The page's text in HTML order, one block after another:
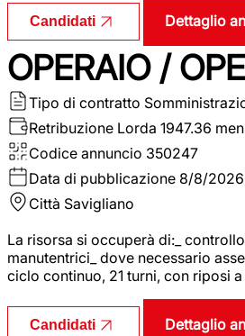
Candidati Dettaglio
OPERAIO /
Tipo di contratto
Retribuzione Lorda 1947.36
Codice annuncio 350247
Data di pubblicazione 8/8/2026
Città Savigliano
La risorsa si occuperà di:_
manutentrici_ dove necessario
ciclo continuo, 21 turni, con riposi
Candidati Dettaglio